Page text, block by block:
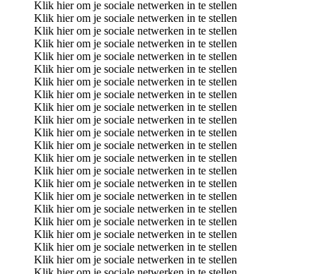
Klik hier om je sociale netwerken in te stellen
Klik hier om je sociale netwerken in te stellen
Klik hier om je sociale netwerken in te stellen
Klik hier om je sociale netwerken in te stellen
Klik hier om je sociale netwerken in te stellen
Klik hier om je sociale netwerken in te stellen
Klik hier om je sociale netwerken in te stellen
Klik hier om je sociale netwerken in te stellen
Klik hier om je sociale netwerken in te stellen
Klik hier om je sociale netwerken in te stellen
Klik hier om je sociale netwerken in te stellen
Klik hier om je sociale netwerken in te stellen
Klik hier om je sociale netwerken in te stellen
Klik hier om je sociale netwerken in te stellen
Klik hier om je sociale netwerken in te stellen
Klik hier om je sociale netwerken in te stellen
Klik hier om je sociale netwerken in te stellen
Klik hier om je sociale netwerken in te stellen
Klik hier om je sociale netwerken in te stellen
Klik hier om je sociale netwerken in te stellen
Klik hier om je sociale netwerken in te stellen